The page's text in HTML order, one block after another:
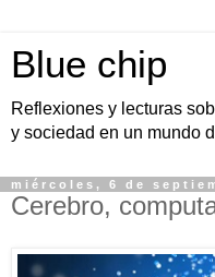
Blue chip
Reflexiones y lecturas
y sociedad en un mundo
miércoles, 6 de
Cerebro,